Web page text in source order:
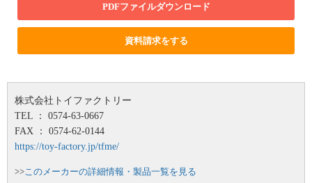
PDFファイルダウンロード
資料請求をする
株式会社トイファクトリー
TEL ： 0574-63-0667
FAX ： 0574-62-0144
https://toy-factory.jp/tfme/
>> このメーカーの詳細情報・製品一覧を見る